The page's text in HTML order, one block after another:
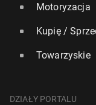
Motoryzacja
Kupię /
Towarzyskie
DZIAŁY PORTALU